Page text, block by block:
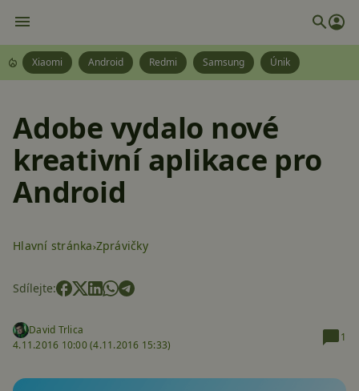
Xiaomi Android Redmi Samsung Únik
Adobe vydalo nové
kreativní aplikace pro
Android
Hlavní stránka Zprávičky
Sdílejte:
David Trlica
4.11.2016 10:00 (4.11.2016 15:33)
1